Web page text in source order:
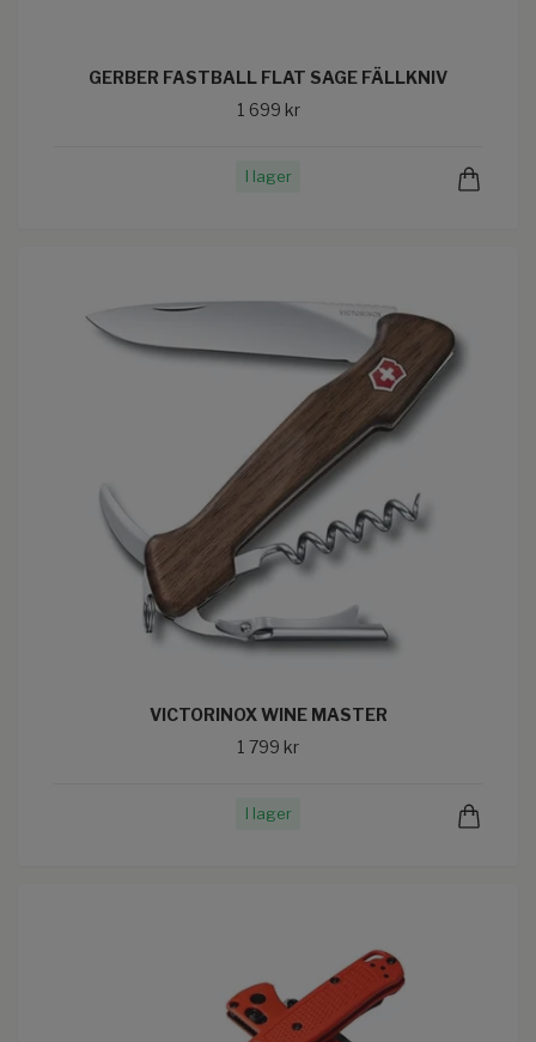
GERBER FASTBALL FLAT SAGE FÄLLKNIV
1 699 kr
I lager
VICTORINOX WINE MASTER
1 799 kr
I lager